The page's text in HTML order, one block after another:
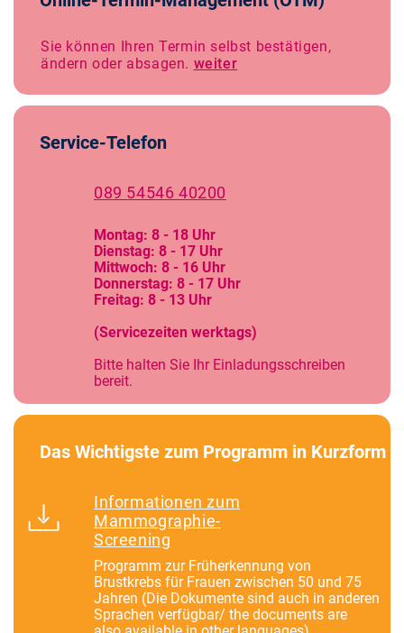
Sie können Ihren Termin selbst bestätigen,
ändern oder absagen. weiter
Service-Telefon
089 54546 40200
Montag: 8 - 18 Uhr
Dienstag: 8 - 17 Uhr
Mittwoch: 8 - 16 Uhr
Donnerstag: 8 - 17 Uhr
Freitag: 8 - 13 Uhr
(Servicezeiten werktags)
Bitte halten Sie Ihr Einladungsschreiben
bereit.
Das Wichtigste zum Programm in Kurzform
Informationen zum
Mammographie-
Screening
Programm zur Früherkennung von
Brustkrebs für Frauen zwischen 50 und 75
Jahren (Die Dokumente sind auch in anderen
Sprachen verfügbar/ the documents are